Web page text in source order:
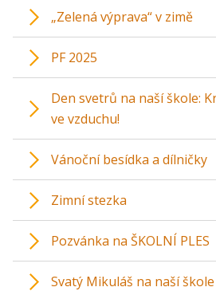
„Zelená výprava“ v zimě
PF 2025
Den svetrů na naší škole:
ve vzduchu!
Vánoční besídka a dílničky
Zimní stezka
Pozvánka na ŠKOLNÍ PLES
Svatý Mikuláš na naší škole